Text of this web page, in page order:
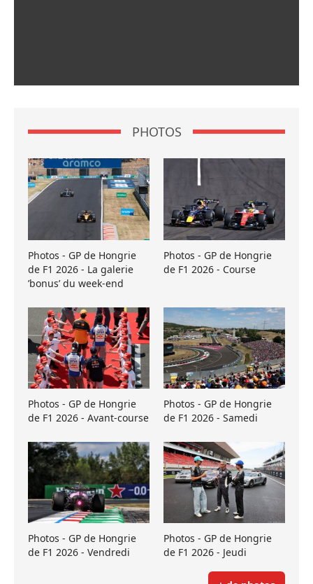
PHOTOS
Photos - GP de Hongrie
de F1 2026 - La galerie
’bonus’ du week-end
Photos - GP de Hongrie
de F1 2026 - Course
Photos - GP de Hongrie
de F1 2026 - Avant-course
Photos - GP de Hongrie
de F1 2026 - Samedi
Photos - GP de Hongrie
de F1 2026 - Vendredi
Photos - GP de Hongrie
de F1 2026 - Jeudi